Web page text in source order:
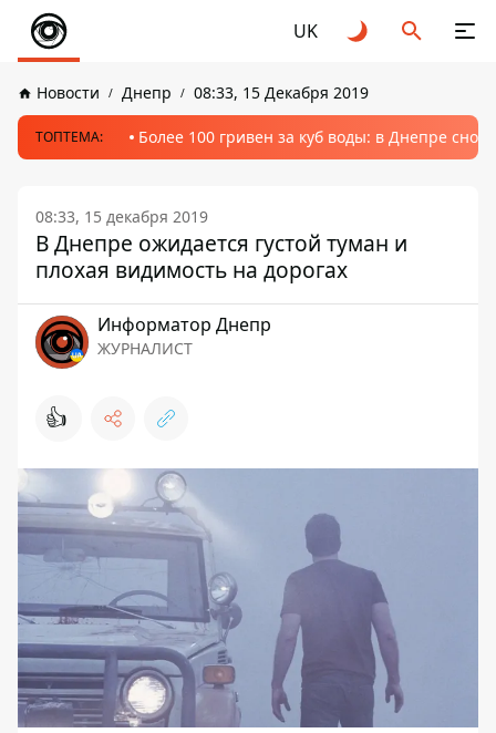
UK
Новости Днепр 08:33, 15 Декабря 2019
ТОПТЕМА: Более 100 гривен за куб воды: в Днепре
08:33, 15 декабря 2019
В Днепре ожидается густой туман и
плохая видимость на дорогах
Информатор Днепр
ЖУРНАЛИСТ
👍